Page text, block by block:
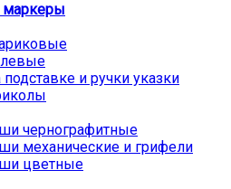
маркеры
подставке и ручки указки
чернографитные
механические и грифели
цветные